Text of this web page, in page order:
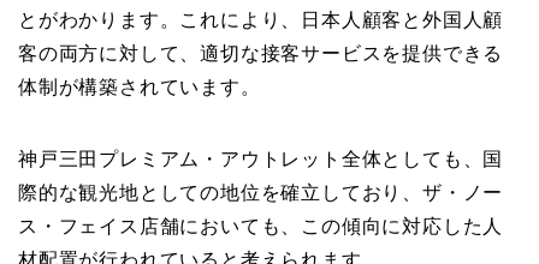
とがわかります。これにより、日本人顧客と外国人顧
客の両方に対して、適切な接客サービスを提供できる
体制が構築されています。
神戸三田プレミアム・アウトレット全体としても、国
際的な観光地としての地位を確立しており、ザ・ノー
ス・フェイス店舗においても、この傾向に対応した人